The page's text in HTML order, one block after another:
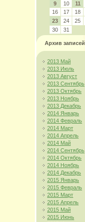
9
10 11
16
17 18
23
24 25
30
31
Архив записей
2013 Май
2013 Июль
2013 Август
2013 Сентябрь
2013 Октябрь
2013 Ноябрь
2013 Декабрь
2014 Январь
2014 Февраль
2014 Март
2014 Апрель
2014 Май
2014 Сентябрь
2014 Октябрь
2014 Ноябрь
2014 Декабрь
2015 Январь
2015 Февраль
2015 Март
2015 Апрель
2015 Май
2015 Июнь